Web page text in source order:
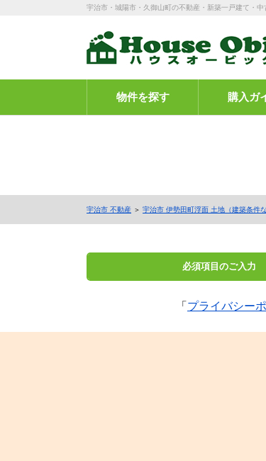
宇治市・城陽市・久御山町の不動産・新築一戸建て・
物件を探す 購入ガ
宇治市 不動産 ＞ 宇治市 伊勢田町浮面 土地（建築条件
必須項目のご入力
「 プライバシー